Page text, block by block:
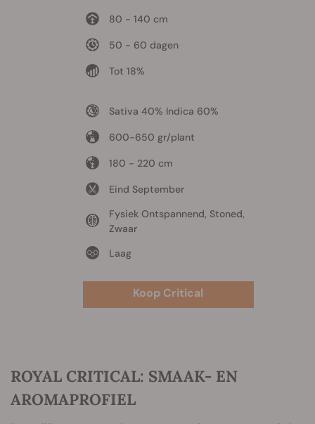
80 - 140 cm
50 - 60 dagen
Tot 18%
Sativa 40% Indica 60%
600-650 gr/plant
180 - 220 cm
Eind September
Fysiek Ontspannend, Stoned,
Zwaar
Laag
Koop Critical
ROYAL CRITICAL: SMAAK- EN
AROMAPROFIEL